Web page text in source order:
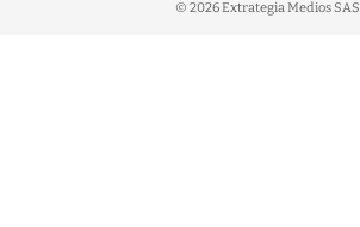
© 2026 Extrategia Medios SAS